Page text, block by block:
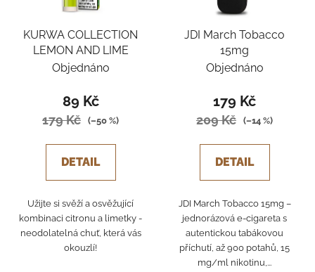
KURWA COLLECTION
LEMON AND LIME
Objednáno
89 Kč
179 Kč (–50 %)
DETAIL
Užijte si svěží a osvěžující
kombinaci citronu a limetky -
neodolatelná chuť, která vás
okouzlí!
JDI March Tobacco
15mg
Objednáno
179 Kč
209 Kč (–14 %)
DETAIL
JDI March Tobacco 15mg –
jednorázová e-cigareta s
autentickou tabákovou
příchutí, až 900 potahů, 15
mg/ml nikotinu,...